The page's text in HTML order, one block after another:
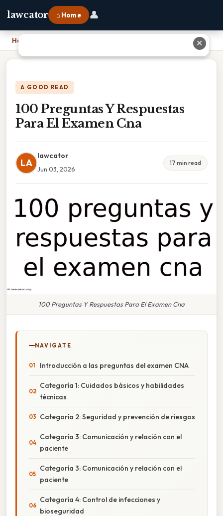
lawcator ⌂ Home 👤
Home
A GOOD READ
100 Preguntas Y Respuestas
Para El Examen Cna
LA
lawcator
Jun 03, 2026
17 min read
100 Preguntas Y Respuestas Para El Examen Cna
NAVIGATE
Introducción a las preguntas del examen CNA
Categoría 1: Cuidados básicos y habilidades
técnicas
Categoría 2: Seguridad y prevención de riesgos
Categoría 3: Comunicación y relación con el
paciente
Categoría 3: Comunicación y relación con el
paciente
Categoría 4: Control de infecciones y
bioseguridad
✕